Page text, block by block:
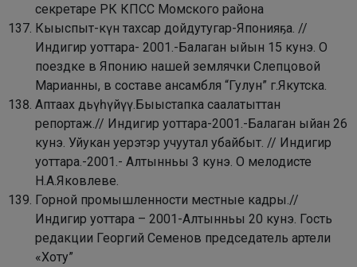
секретаре РК КПСС Момского района
Кыыспыт-күн тахсар дойдутугар-Японияҕа. //
Индигир уоттара- 2001.-Балаган ыйын 15 кунэ. О
поездке в Японию нашей землячки Слепцовой
Марианны, в составе ансамбля “Гулун” г.Якутска.
Аптаах дьүһүйүү.Быыстапка саалатыттан
репортаж.// Индигир уоттара-2001.-Балаган ыйан 26
кунэ. Уйукан уерэтэр учуутал убайбыт. // Индигир
уоттара.-2001.- Алтынньы 3 кунэ. О мелодисте
Н.А.Яковлеве.
Горной промышленности местные кадры.//
Индигир уоттара – 2001-Алтынньы 20 кунэ. Гость
редакции Георгий Семенов председатель артели
«Хоту”